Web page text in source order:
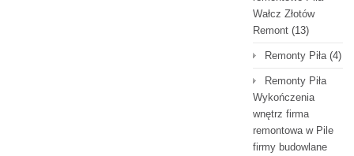
Wałcz Złotów
Remont (13)
Remonty Piła(4)
Remonty Piła
Wykończenia
wnętrz firma
remontowa w Pile
firmy budowlane